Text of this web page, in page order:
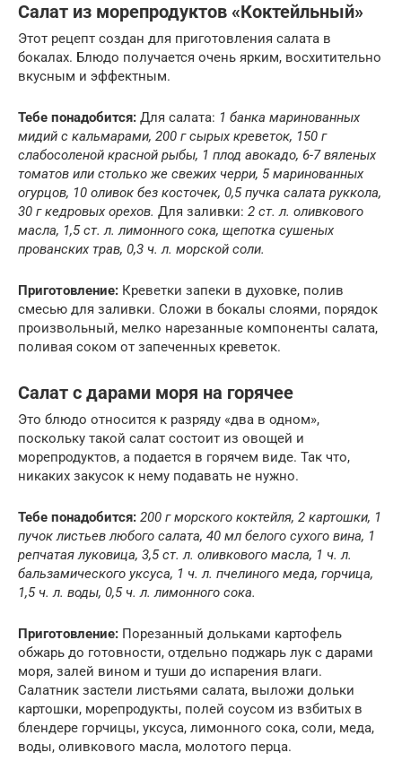
Салат из морепродуктов «Коктейльный»
Этот рецепт создан для приготовления салата в
бокалах. Блюдо получается очень ярким, восхитительно
вкусным и эффектным.
Тебе понадобится: Для салата: 1 банка маринованных
мидий с кальмарами, 200 г сырых креветок, 150 г
слабосоленой красной рыбы, 1 плод авокадо, 6-7 вяленых
томатов или столько же свежих черри, 5 маринованных
огурцов, 10 оливок без косточек, 0,5 пучка салата руккола,
30 г кедровых орехов. Для заливки: 2 ст. л. оливкового
масла, 1,5 ст. л. лимонного сока, щепотка сушеных
прованских трав, 0,3 ч. л. морской соли.
Приготовление: Креветки запеки в духовке, полив
смесью для заливки. Сложи в бокалы слоями, порядок
произвольный, мелко нарезанные компоненты салата,
поливая соком от запеченных креветок.
Салат с дарами моря на горячее
Это блюдо относится к разряду «два в одном»,
поскольку такой салат состоит из овощей и
морепродуктов, а подается в горячем виде. Так что,
никаких закусок к нему подавать не нужно.
Тебе понадобится: 200 г морского коктейля, 2 картошки, 1
пучок листьев любого салата, 40 мл белого сухого вина, 1
репчатая луковица, 3,5 ст. л. оливкового масла, 1 ч. л.
бальзамического уксуса, 1 ч. л. пчелиного меда, горчица,
1,5 ч. л. воды, 0,5 ч. л. лимонного сока.
Приготовление: Порезанный дольками картофель
обжарь до готовности, отдельно поджарь лук с дарами
моря, залей вином и туши до испарения влаги.
Салатник застели листьями салата, выложи дольки
картошки, морепродукты, полей соусом из взбитых в
блендере горчицы, уксуса, лимонного сока, соли, меда,
воды, оливкового масла, молотого перца.